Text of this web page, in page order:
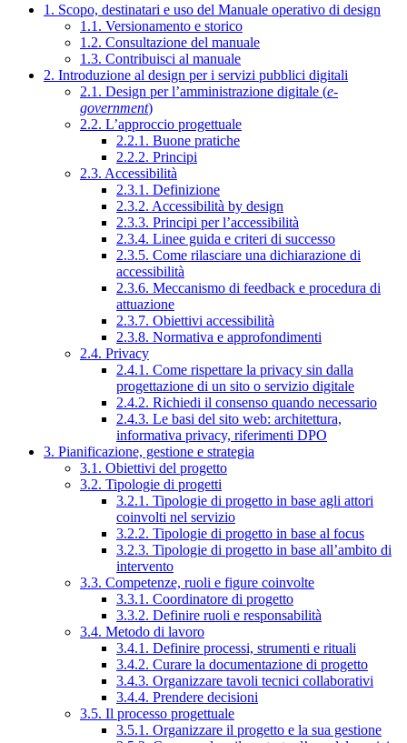
1. Scopo, destinatari e uso del Manuale operativo di design
1.1. Versionamento e storico
1.2. Consultazione del manuale
1.3. Contribuisci al manuale
2. Introduzione al design per i servizi pubblici digitali
2.1. Design per l’amministrazione digitale (e-
government)
2.2. L’approccio progettuale
2.2.1. Buone pratiche
2.2.2. Principi
2.3. Accessibilità
2.3.1. Definizione
2.3.2. Accessibilità by design
2.3.3. Principi per l’accessibilità
2.3.4. Linee guida e criteri di successo
2.3.5. Come rilasciare una dichiarazione di
accessibilità
2.3.6. Meccanismo di feedback e procedura di
attuazione
2.3.7. Obiettivi accessibilità
2.3.8. Normativa e approfondimenti
2.4. Privacy
2.4.1. Come rispettare la privacy sin dalla
progettazione di un sito o servizio digitale
2.4.2. Richiedi il consenso quando necessario
2.4.3. Le basi del sito web: architettura,
informativa privacy, riferimenti DPO
3. Pianificazione, gestione e strategia
3.1. Obiettivi del progetto
3.2. Tipologie di progetti
3.2.1. Tipologie di progetto in base agli attori
coinvolti nel servizio
3.2.2. Tipologie di progetto in base al focus
3.2.3. Tipologie di progetto in base all’ambito di
intervento
3.3. Competenze, ruoli e figure coinvolte
3.3.1. Coordinatore di progetto
3.3.2. Definire ruoli e responsabilità
3.4. Metodo di lavoro
3.4.1. Definire processi, strumenti e rituali
3.4.2. Curare la documentazione di progetto
3.4.3. Organizzare tavoli tecnici collaborativi
3.4.4. Prendere decisioni
3.5. Il processo progettuale
3.5.1. Organizzare il progetto e la sua gestione